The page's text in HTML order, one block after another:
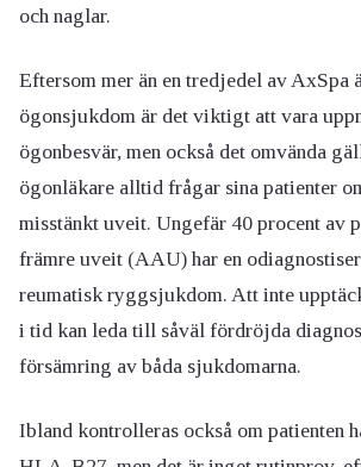
och naglar.
Eftersom mer än en tredjedel av AxSpa
ögonsjukdom är det viktigt att vara
ögonbesvär, men också det omvända
ögonläkare alltid frågar sina patienter
misstänkt uveit. Ungefär 40 procent av
främre uveit (AAU) har en
reumatisk ryggsjukdom. Att inte
i tid kan leda till såväl fördröjda
försämring av båda sjukdomarna.
Ibland kontrolleras också om patienten